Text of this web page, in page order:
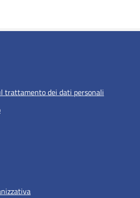
trattamento dei dati personali